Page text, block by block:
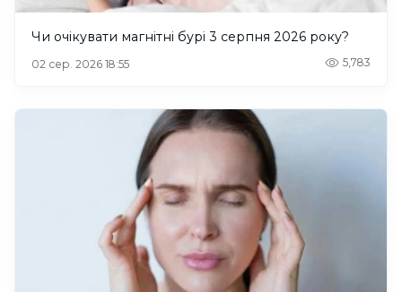
Чи очікувати магнітні бурі 3 серпня 2026 року?
02 сер. 2026 18:55 5,783